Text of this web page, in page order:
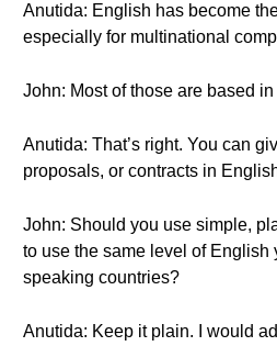
Anutida: English has become
especially for multinational
John: Most of those are based
Anutida: That’s right. You can
proposals, or contracts in
John: Should you use simple,
to use the same level of English
speaking countries?
Anutida: Keep it plain. I would